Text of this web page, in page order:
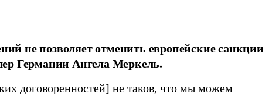
не позволяет отменить европейские санкции
Германии Ангела Меркель.
договоренностей] не таков, что мы можем